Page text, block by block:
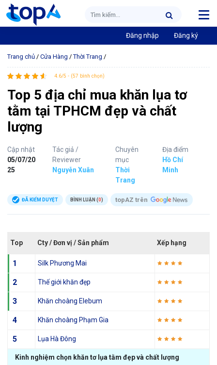
Đăng nhập Đăng ký
Trang chủ / Cửa Hàng /Thời Trang /
4.6/5 - (57 bình chọn)
Top 5 địa chỉ mua khăn lụa tơ
tằm tại TPHCM đẹp và chất
lượng
Cập nhật
05/07/20
25
Tác giả /
Reviewer
Nguyễn Xuân
Chuyên
mục
Thời
Trang
Địa điểm
Hồ Chí
Minh
ĐÃ KIỂM DUYỆT BÌNH LUẬN (0) topAZ trên
Top Cty / Đơn vị / Sản phẩm Xếp hạng
1 Silk Phương Mai
2 Thế giới khăn đẹp
3 Khăn choàng Elebum
4 Khăn choàng Phạm Gia
5 Lụa Hà Đông
Kinh nghiệm chọn khăn tơ lụa tằm đẹp và chất lượng